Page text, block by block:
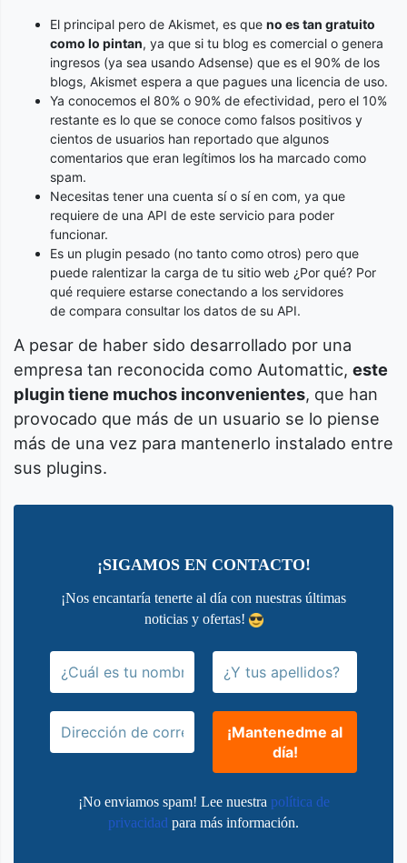
El principal pero de Akismet, es que no es tan gratuito
como lo pintan, ya que si tu blog es comercial o genera
ingresos (ya sea usando Adsense) que es el 90% de los
blogs, Akismet espera a que pagues una licencia de uso.
Ya conocemos el 80% o 90% de efectividad, pero el 10%
restante es lo que se conoce como falsos positivos y
cientos de usuarios han reportado que algunos
comentarios que eran legítimos los ha marcado como
spam.
Necesitas tener una cuenta sí o sí en com, ya que
requiere de una API de este servicio para poder
funcionar.
Es un plugin pesado (no tanto como otros) pero que
puede ralentizar la carga de tu sitio web ¿Por qué? Por
qué requiere estarse conectando a los servidores
de compara consultar los datos de su API.
A pesar de haber sido desarrollado por una
empresa tan reconocida como Automattic, este
plugin tiene muchos inconvenientes, que han
provocado que más de un usuario se lo piense
más de una vez para mantenerlo instalado entre
sus plugins.
¡SIGAMOS EN CONTACTO!
¡Nos encantaría tenerte al día con nuestras últimas
noticias y ofertas!
¡No enviamos spam! Lee nuestra política de
privacidad para más información.